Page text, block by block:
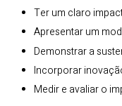
Ter um claro
Apresentar um
Demonstrar a
Incorporar
Medir e avaliar o